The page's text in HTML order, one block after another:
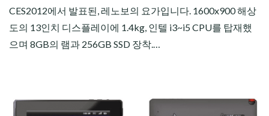
CES2012에서 발표된, 레노보의 요가입니다. 1600x900 해상
도의 13인치 디스플레이에 1.4kg, 인텔 i3~i5 CPU를 탑재했
으며 8GB의 램과 256GB SSD 장착.…